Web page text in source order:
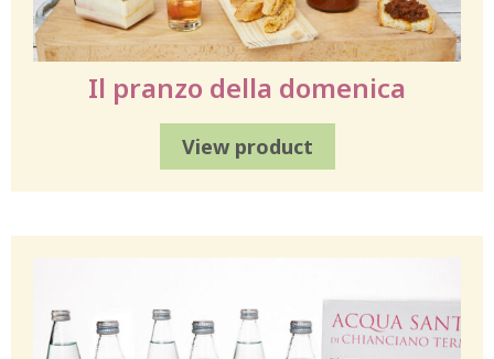
Il pranzo della domenica
View product